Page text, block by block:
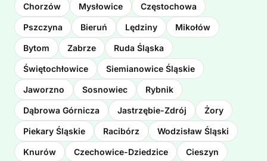
Chorzów Mysłowice Częstochowa
Pszczyna Bieruń Lędziny Mikołów
Bytom Zabrze Ruda Śląska
Świętochłowice Siemianowice Śląskie
Jaworzno Sosnowiec Rybnik
Dąbrowa Górnicza Jastrzębie-Zdrój Żory
Piekary Śląskie Racibórz Wodzisław Śląski
Knurów Czechowice-Dziedzice Cieszyn